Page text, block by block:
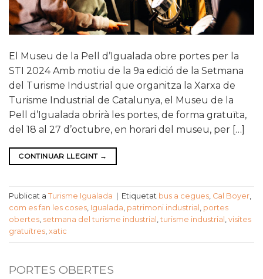
El Museu de la Pell d’Igualada obre portes per la
STI 2024 Amb motiu de la 9a edició de la Setmana
del Turisme Industrial que organitza la Xarxa de
Turisme Industrial de Catalunya, el Museu de la
Pell d’Igualada obrirà les portes, de forma gratuïta,
del 18 al 27 d’octubre, en horari del museu, per […]
CONTINUAR LLEGINT →
Publicat a Turisme Igualada Etiquetat bus a cegues, Cal Boyer,
com es fan les coses, Igualada, patrimoni industrial , portes
obertes, setmana del turisme industrial , turisme industrial , visites
gratuïtres, xatic
PORTES OBERTES